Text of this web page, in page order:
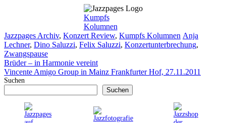
Kumpfs
Kolumnen
Kategorien
Jazzpages Archiv, Konzert Review, Kumpfs Kolumnen Schlagwörter
Anja
Lechner, Dino Saluzzi, Felix Saluzzi, Konzertunterbrechung,
Zwangspause
Brüder – in Harmonie vereint
Vincente Amigo Group in Mainz Frankfurter Hof, 27.11.2011
Suchen
Suchen